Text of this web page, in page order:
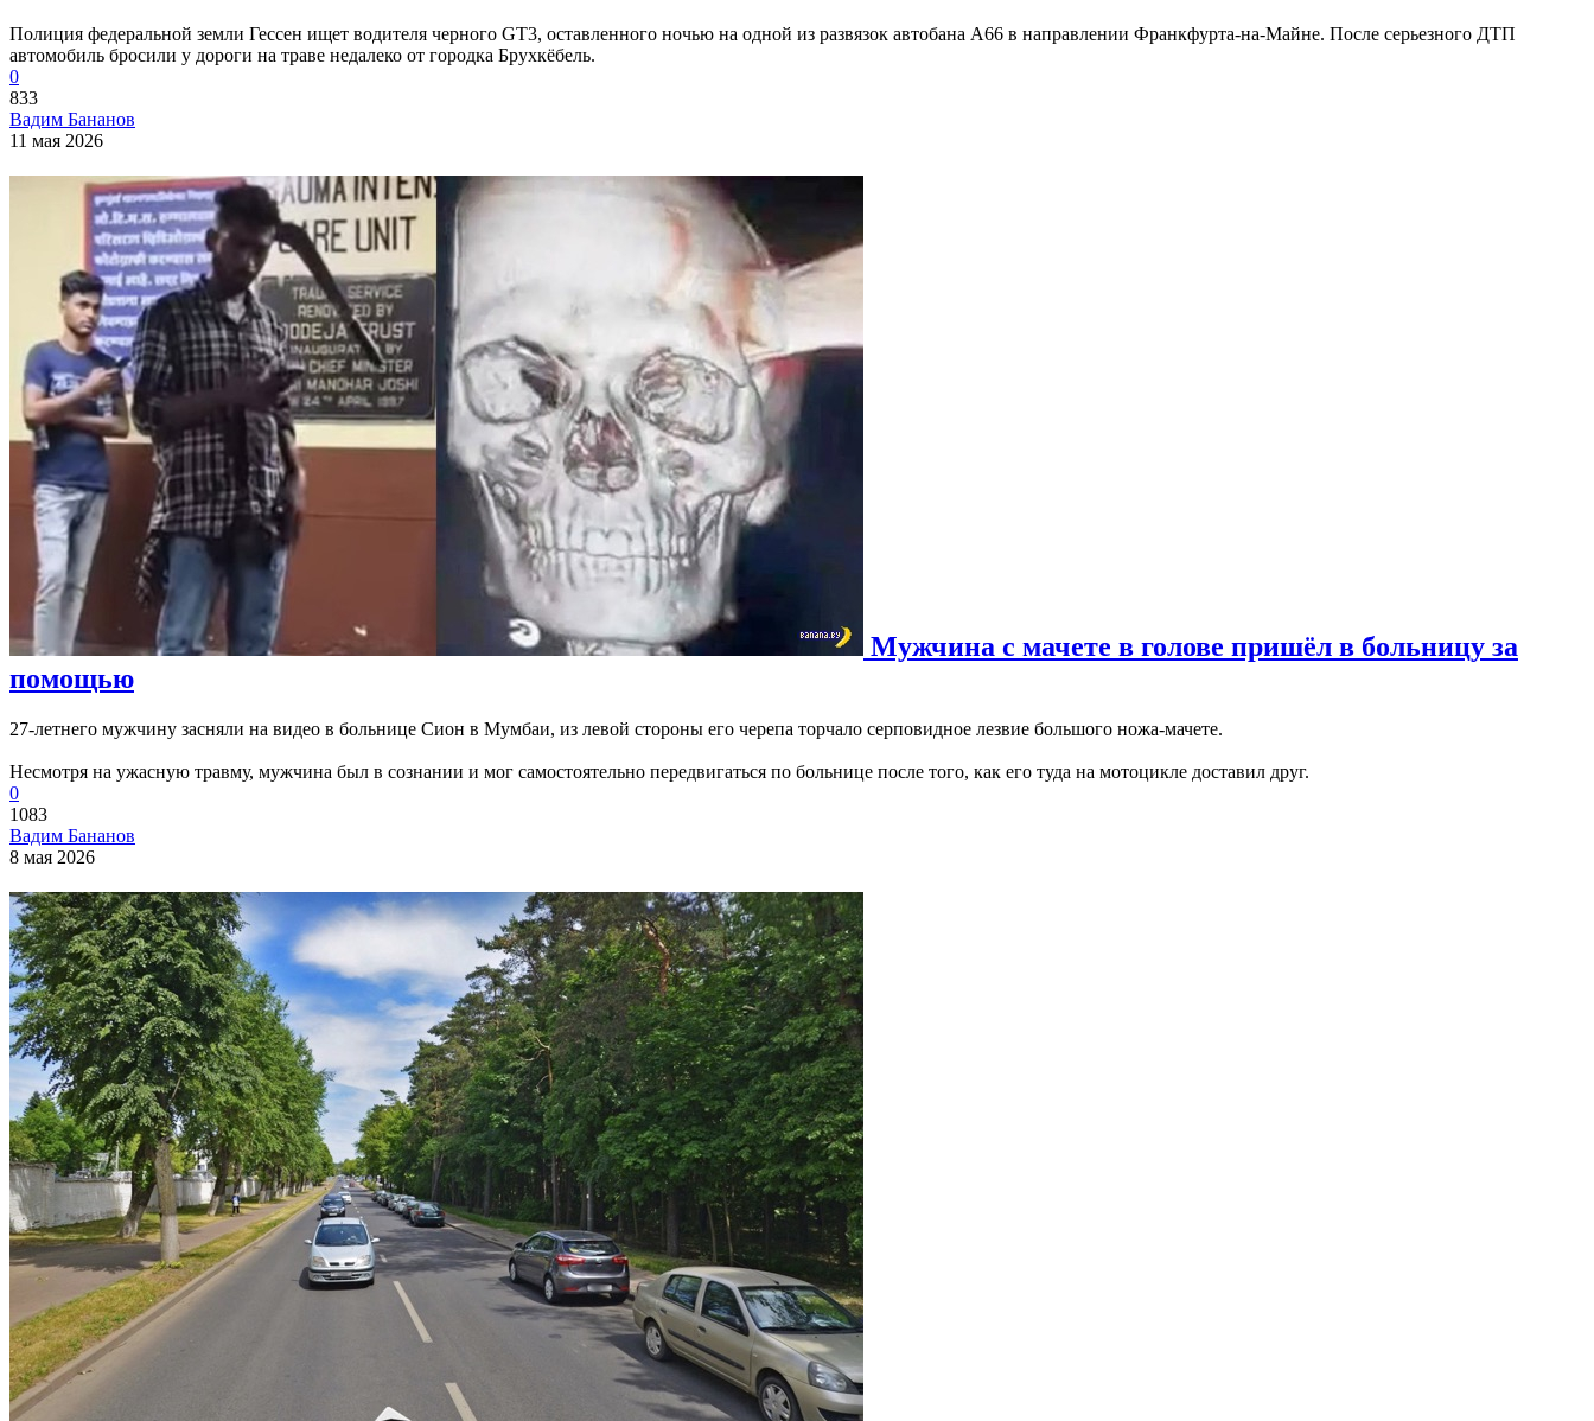
Полиция федеральной земли Гессен ищет водителя черного GT3, оставленного ночью на одной из развязок автобана A66 в направлении Франкфурта-на-Майне. После серьезного ДТП
автомобиль бросили у дороги на траве недалеко от городка Брухкёбель.
0
833
Вадим Бананов
11 мая 2026
Мужчина с мачете в голове пришёл в больницу за
помощью
27-летнего мужчину засняли на видео в больнице Сион в Мумбаи, из левой стороны его черепа торчало серповидное лезвие большого ножа-мачете.
Несмотря на ужасную травму, мужчина был в сознании и мог самостоятельно передвигаться по больнице после того, как его туда на мотоцикле доставил друг.
0
1083
Вадим Бананов
8 мая 2026